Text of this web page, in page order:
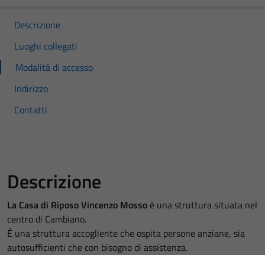
Descrizione
Luoghi collegati
Modalità di accesso
Indirizzo
Contatti
Descrizione
La Casa di Riposo Vincenzo Mosso è una struttura situata nel
centro di Cambiano.
È una struttura accogliente che ospita persone anziane, sia
autosufficienti che con bisogno di assistenza.